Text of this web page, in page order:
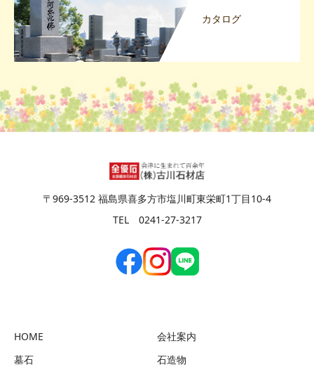
カタログ
〒969-3512 福島県喜多方市塩川町東栄町1丁目10-4
TEL 0241-27-3217
HOME
会社案内
墓石
石造物